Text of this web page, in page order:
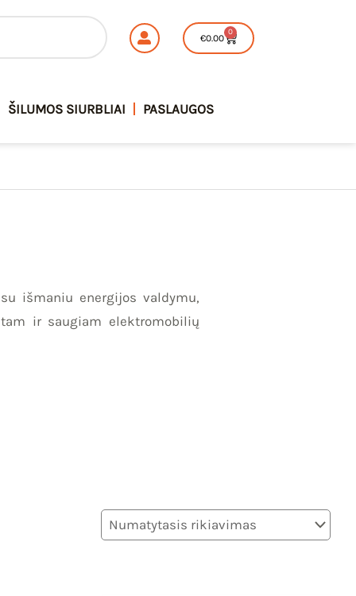
€0.00
0
Cart
ŠILUMOS SIURBLIAI PASLAUGOS
išmaniu energijos valdymu,
ir saugiam elektromobilių